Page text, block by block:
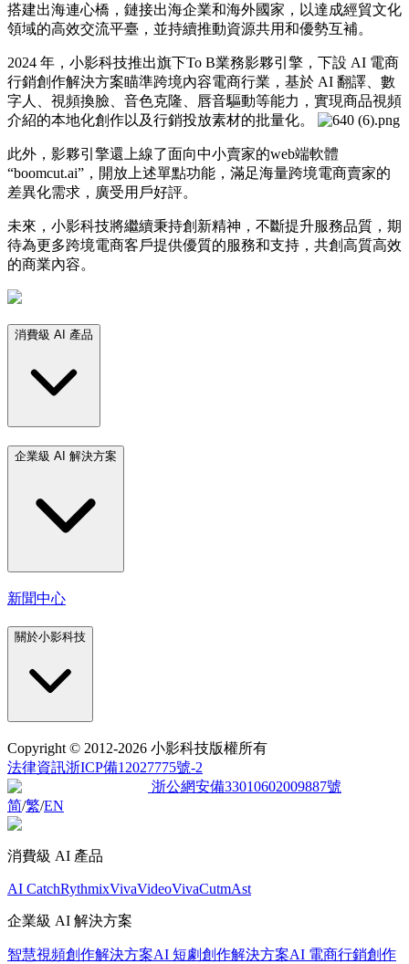
搭建出海連心橋，鏈接出海企業和海外國家，以達成經貿文化
領域的高效交流平臺，並持續推動資源共用和優勢互補。
2024 年，小影科技推出旗下To B業務影夥引擎，下設 AI 電商
行銷創作解決方案瞄準跨境內容電商行業，基於 AI 翻譯、數
字人、視頻換臉、音色克隆、唇音驅動等能力，實現商品視頻
介紹的本地化創作以及行銷投放素材的批量化。
此外，影夥引擎還上線了面向中小賣家的web端軟體
“boomcut.ai”，開放上述單點功能，滿足海量跨境電商賣家的
差異化需求，廣受用戶好評。
未來，小影科技將繼續秉持創新精神，不斷提升服務品質，期
待為更多跨境電商客戶提供優質的服務和支持，共創高質高效
的商業內容。
消費級 AI 產品
企業級 AI 解決方案
新聞中心
關於小影科技
Copyright © 2012-2026 小影科技版權所有
法律資訊浙ICP備12027775號-2
浙公網安備33010602009887號
简/繁/EN
消費級 AI 產品
AI CatchRythmixVivaVideoVivaCutmAst
企業級 AI 解決方案
智慧視頻創作解決方案AI 短劇創作解決方案AI 電商行銷創作